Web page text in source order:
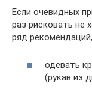
Если очевидных
раз рисковать не
ряд
одевать
(рукав из